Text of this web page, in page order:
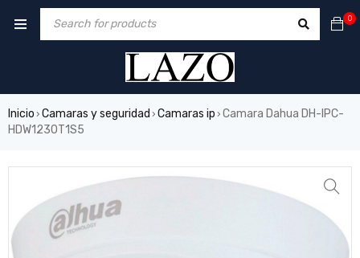
0
Inicio › Camaras y seguridad › Camaras ip › Camara Dahua DH-IPC-
HDW1230T1S5